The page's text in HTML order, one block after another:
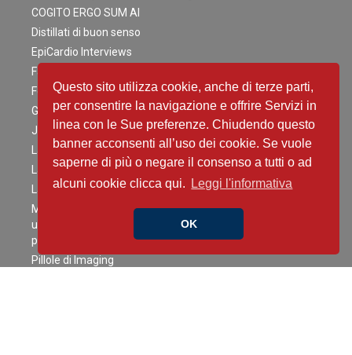
Questo sito utilizza cookie, anche di terze parti,
per consentire la navigazione e offrire Servizi in
linea con le Sue preferenze. Chiudendo questo
banner acconsenti all’uso dei cookie. Se vuole
saperne di più o negare il consenso a tutti o ad
alcuni cookie clicca qui.
Leggi l'informativa
OK
COGITO ERGO SUM AI
Distillati di buon senso
EpiCardio Interviews
Fast&Curious
Focus on… the right side of heart disease
Guidelines in Pills
Journal Club
La Amiloidosi Cardiaca
La FA tra presente e futuro
Latest News
Modelli di percorsi di follow-up clinico-strumentale per
un’appropriata e rapida presa in carico dei pazienti dimessi
per…
Pillole di Imaging